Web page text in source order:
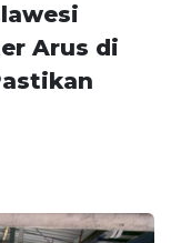
Arus di